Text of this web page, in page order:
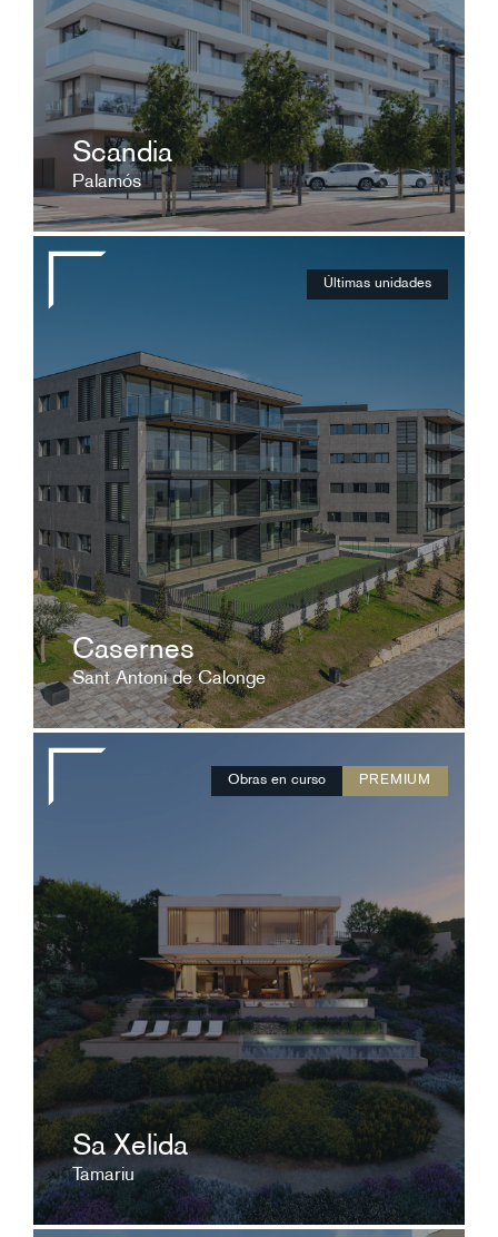
Scandia
Palamós
ver ficha
Últimas unidades
Casernes
Sant Antoni de Calonge
Desde 355.000€.
La promoción, ubicada en una situación
privilegiada, cuenta con vistas al mar y
acabados de gran calidad.
ver ficha
Obras en curso PREMIUM
Sa Xelida
Tamariu
Todo el carácter del territorio reflejado en las
formas de tu nuevo hogar.
ver ficha